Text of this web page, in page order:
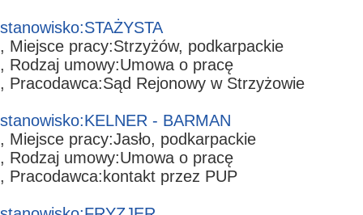
stanowisko:STAŻYSTA
, Miejsce pracy:Strzyżów, podkarpackie
, Rodzaj umowy:Umowa o pracę
, Pracodawca:Sąd Rejonowy w Strzyżowie
stanowisko:KELNER - BARMAN
, Miejsce pracy:Jasło, podkarpackie
, Rodzaj umowy:Umowa o pracę
, Pracodawca: kontakt przez PUP